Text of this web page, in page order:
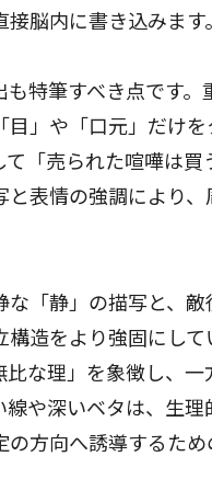
脳内に書き込みます。
特筆すべき点です
」や「口元」だけ
て「売られた喧嘩は買
表情の強調により
「静」の描写と、
造をより強固にし
な理」を象徴し、
や深いベタは、生理
方向へ誘導するた